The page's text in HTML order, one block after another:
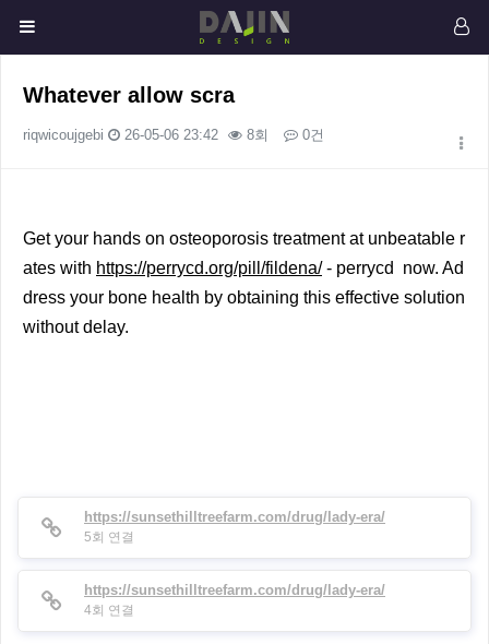
Whatever allow scra
riqwicoujgebi 26-05-06 23:42 8회 0건
Get your hands on osteoporosis treatment at unbeatable r
ates with https://perrycd.org/pill/fildena/- perrycd now. Ad
dress your bone health by obtaining this effective solution
without delay.
https://sunsethilltreefarm.com/drug/lady-era/
5회 연결
https://sunsethilltreefarm.com/drug/lady-era/
4회 연결